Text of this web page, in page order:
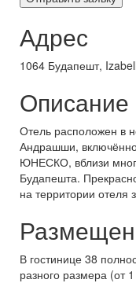
Адрес
1064 Будапешт,
Описание
Отель расположен в
Андрашши,
ЮНЕСКО, вблизи
Будапешта.
на территории отеля
В гостинице 38
разного размера (от